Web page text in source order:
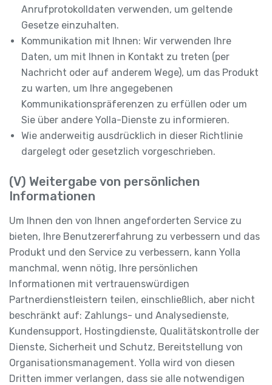
Anrufprotokolldaten verwenden, um geltende
Gesetze einzuhalten.
Kommunikation mit Ihnen: Wir verwenden Ihre
Daten, um mit Ihnen in Kontakt zu treten (per
Nachricht oder auf anderem Wege), um das Produkt
zu warten, um Ihre angegebenen
Kommunikationspräferenzen zu erfüllen oder um
Sie über andere Yolla-Dienste zu informieren.
Wie anderweitig ausdrücklich in dieser Richtlinie
dargelegt oder gesetzlich vorgeschrieben.
(V) Weitergabe von persönlichen
Informationen
Um Ihnen den von Ihnen angeforderten Service zu
bieten, Ihre Benutzererfahrung zu verbessern und das
Produkt und den Service zu verbessern, kann Yolla
manchmal, wenn nötig, Ihre persönlichen
Informationen mit vertrauenswürdigen
Partnerdienstleistern teilen, einschließlich, aber nicht
beschränkt auf: Zahlungs- und Analysedienste,
Kundensupport, Hostingdienste, Qualitätskontrolle der
Dienste, Sicherheit und Schutz, Bereitstellung von
Organisationsmanagement. Yolla wird von diesen
Dritten immer verlangen, dass sie alle notwendigen